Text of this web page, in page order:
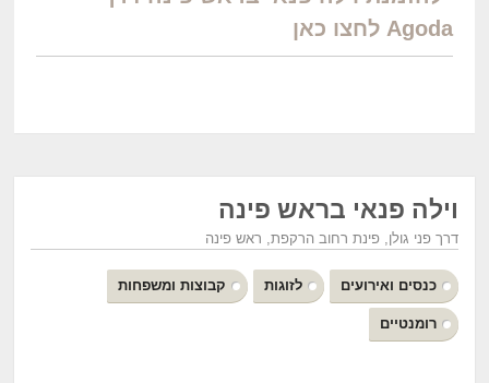
Agoda לחצו כאן
וילה פנאי בראש פינה
דרך פני גולן, פינת רחוב הרקפת, ראש פינה
כנסים ואירועים לזוגות קבוצות ומשפחות
רומנטיים